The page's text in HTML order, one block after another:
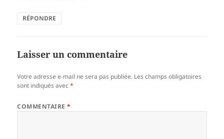
RÉPONDRE
Laisser un commentaire
Votre adresse e-mail ne sera pas publiée. Les champs obligatoires
sont indiqués avec*
COMMENTAIRE*